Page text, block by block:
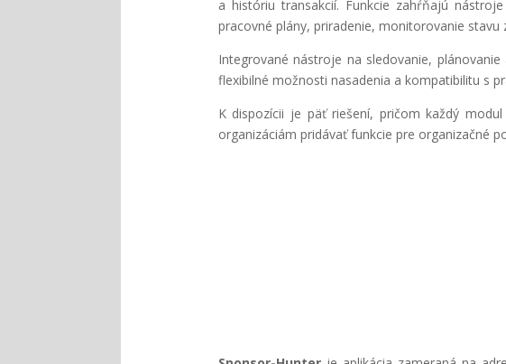
a históriu transakcií. Funkcie zahŕňajú
pracovné plány, priradenie, monitorovanie stavu
Integrované nástroje na sledovanie,
flexibilné možnosti nasadenia a kompatibilitu s
K dispozícii je päť riešení, pričom každý
organizáciám pridávať funkcie pre organizačné